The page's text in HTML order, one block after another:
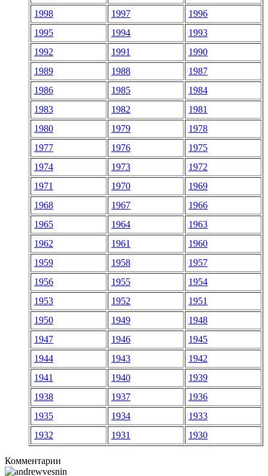
1998
1997
1996
1995
1994
1993
1992
1991
1990
1989
1988
1987
1986
1985
1984
1983
1982
1981
1980
1979
1978
1977
1976
1975
1974
1973
1972
1971
1970
1969
1968
1967
1966
1965
1964
1963
1962
1961
1960
1959
1958
1957
1956
1955
1954
1953
1952
1951
1950
1949
1948
1947
1946
1945
1944
1943
1942
1941
1940
1939
1938
1937
1936
1935
1934
1933
1932
1931 1930
Комментарии